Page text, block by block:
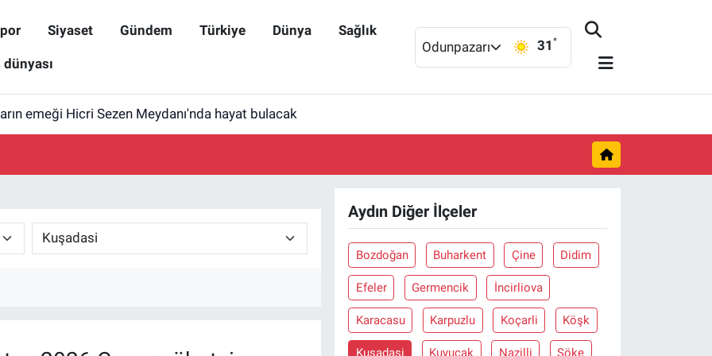
Siyaset Gündem Türkiye Dünya Sağlık
Odunpazarı 31 °
emeği Hicri Sezen Meydanı'nda hayat bulacak
Aydın Diğer İlçeler
Bozdoğan Buharkent Çine Didim
Efeler Germencik İncirliova
Karacasu Karpuzlu Koçarli Köşk
Kuşadasi Kuyucak Nazilli Söke